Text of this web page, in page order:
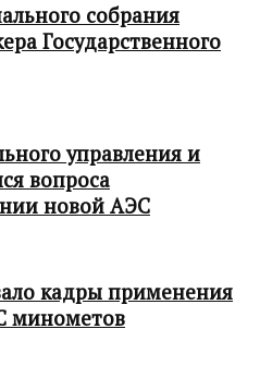
собрания
Государственного
управления и
вопроса
новой АЭС
кадры применения
минометов